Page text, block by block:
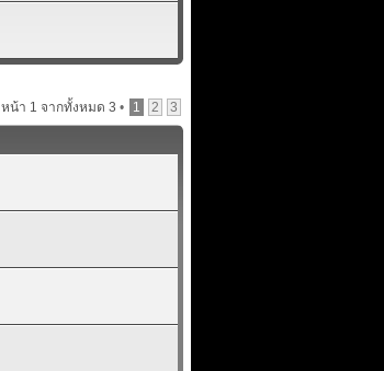
หน้า 1 จากทั้งหมด 3 • 1 2 3